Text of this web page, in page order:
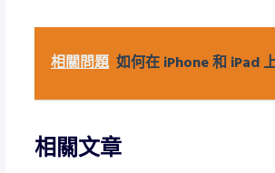
相關問題 如何在 iPhone 和 iPad
相關文章